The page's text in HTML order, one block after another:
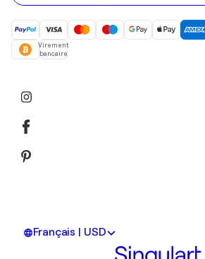
Virement
bancaire
Français | USD